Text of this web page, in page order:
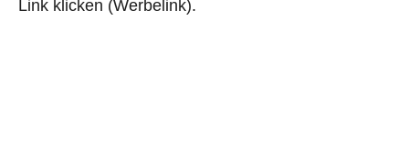
Link klicken (Werbelink).